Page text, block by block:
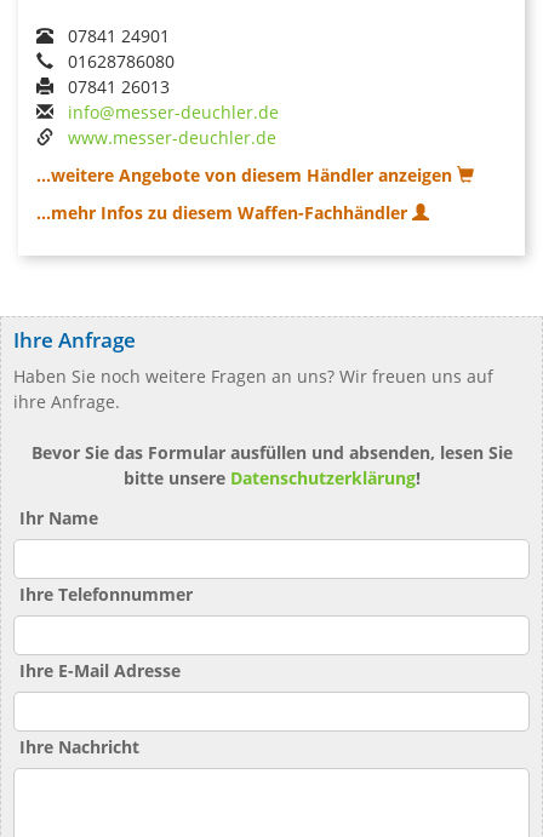
07841 24901
01628786080
07841 26013
info@messer-deuchler.de
www.messer-deuchler.de
...weitere Angebote von diesem Händler anzeigen
...mehr Infos zu diesem Waffen-Fachhändler
Ihre Anfrage
Haben Sie noch weitere Fragen an uns? Wir freuen uns auf
ihre Anfrage.
Bevor Sie das Formular ausfüllen und absenden, lesen Sie
bitte unsere Datenschutzerklärung!
Ihr Name
Ihre Telefonnummer
Ihre E-Mail Adresse
Ihre Nachricht